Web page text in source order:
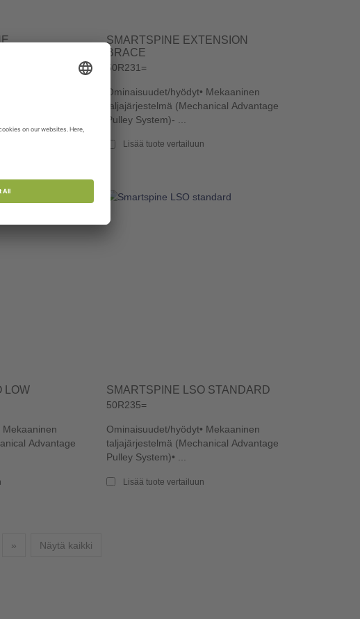
SMARTSPINE EXTENSION
BRACE
50R231=
Ominaisuudet/hyödyt• Mekaaninen
taljajärjestelmä (Mechanical Advantage
Pulley System)- ...
Lisää tuote vertailuun
LOW
Mekaaninen
Advantage
SMARTSPINE LSO STANDARD
50R235=
Ominaisuudet/hyödyt• Mekaaninen
taljajärjestelmä (Mechanical Advantage
Pulley System)• ...
Lisää tuote vertailuun
»SeuraavaNäytä kaikki